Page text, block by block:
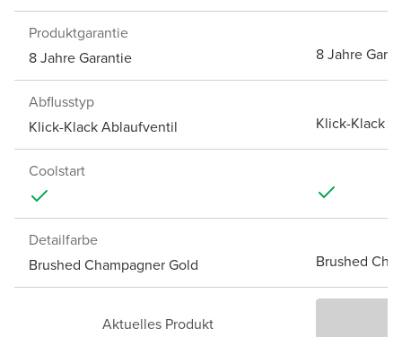
Produktgarantie
8 Jahre Garantie
8 Jahre
Abflusstyp
Klick-Klack Ablaufventil
Klick-Klack
Coolstart
Detailfarbe
Brushed Champagner Gold
Brushed
Aktuelles Produkt